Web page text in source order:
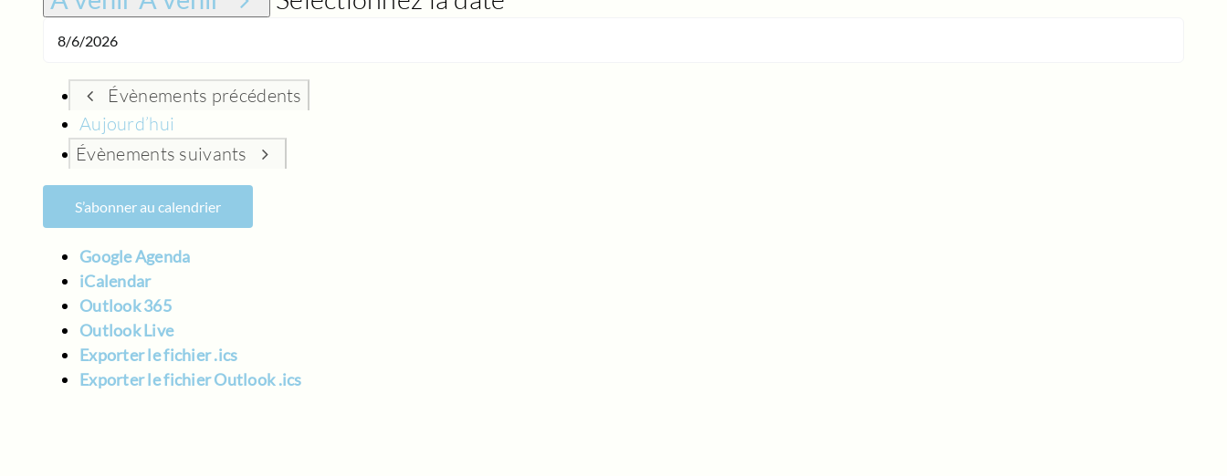
Évènements précédents
Aujourd’hui
Évènements suivants
S’abonner au calendrier
Google Agenda
iCalendar
Outlook 365
Outlook Live
Exporter le fichier .ics
Exporter le fichier Outlook .ics